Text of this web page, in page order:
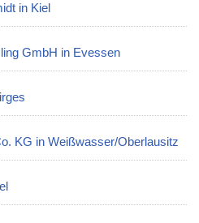
in Kiel
GmbH in Evessen
KG in Weißwasser/Oberlausitz